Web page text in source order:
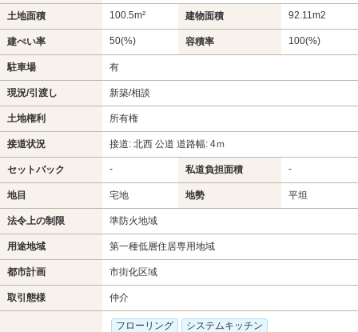
土地面積 100.5m² 建物面積 92.11m2
建ぺい率 50(%) 容積率 100(%)
駐車場 有
現況/引渡し 新築/相談
土地権利 所有権
接道状況 接道: 北西 公道 道路幅: 4ｍ
セットバック - 私道負担面積 -
地目 宅地 地勢 平坦
法令上の制限 準防火地域
用途地域 第一種低層住居専用地域
都市計画 市街化区域
取引態様 仲介
フローリング
システムキッチン